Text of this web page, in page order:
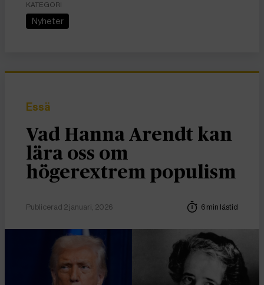
KATEGORI
Nyheter
Essä
Vad Hanna Arendt kan
lära oss om
högerextrem populism
Publicerad 2 januari, 2026 6 min lästid